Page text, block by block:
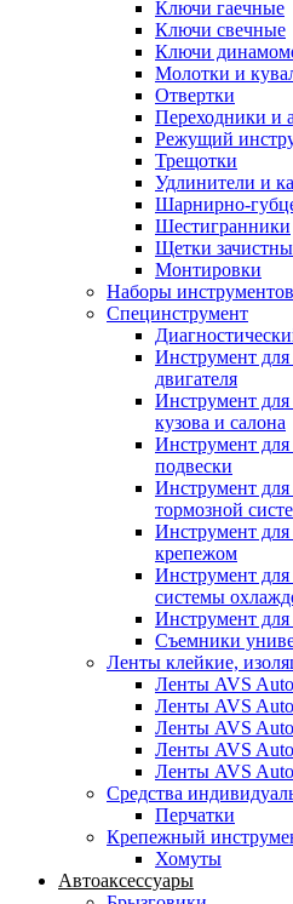
Ключи гаечные
Ключи свечные
Ключи
Молотки и
Отвертки
Переходники и
Режущий
Трещотки
Удлинители и
Шарнирно-
Шестигранники
Щетки
Монтировки
Наборы инструментов
Специнструмент
Инструмент
двигателя
Инструмент
кузова и салона
Инструмент
подвески
Инструмент
тормозной
Инструмент
крепежом
Инструмент
системы
Инструмент для
Съемники
Ленты клейкие,
Ленты AVS
Ленты AVS
Ленты AVS
Ленты AVS
Ленты AVS
Средства
Перчатки
Крепежный
Хомуты
Автоаксессуары